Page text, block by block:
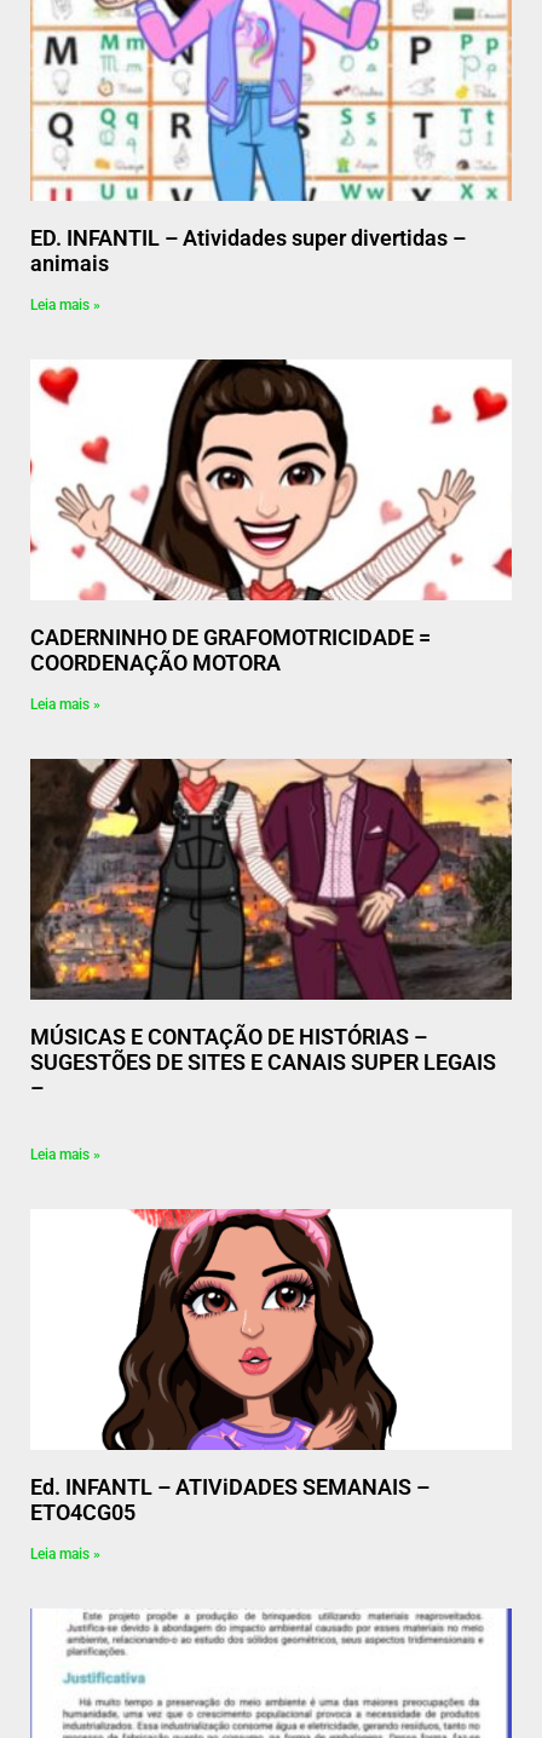
ED. INFANTIL – Atividades super divertidas –
animais
Leia mais »
CADERNINHO DE GRAFOMOTRICIDADE =
COORDENAÇÃO MOTORA
Leia mais »
MÚSICAS E CONTAÇÃO DE HISTÓRIAS –
SUGESTÕES DE SITES E CANAIS SUPER LEGAIS
–
Leia mais »
Ed. INFANTL – ATIViDADES SEMANAIS –
ETO4CG05
Leia mais »